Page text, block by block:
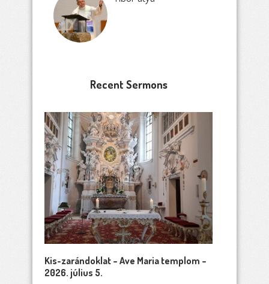
Recent Sermons
Kis-zarándoklat – Ave Maria templom –
2026. július 5.